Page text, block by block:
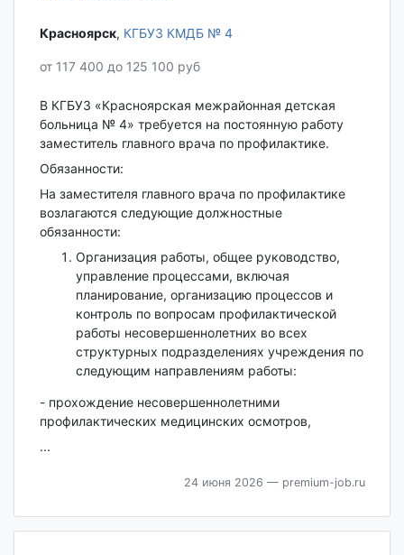
Красноярск‎, КГБУЗ КМДБ № 4
от 117 400 до 125 100 руб
В КГБУЗ «Красноярская межрайонная детская
больница № 4» требуется на постоянную работу
заместитель главного врача по профилактике.
Обязанности:
На заместителя главного врача по профилактике
возлагаются следующие должностные
обязанности:
Организация работы, общее руководство,
управление процессами, включая
планирование, организацию процессов и
контроль по вопросам профилактической
работы несовершеннолетних во всех
структурных подразделениях учреждения по
следующим направлениям работы:
- прохождение несовершеннолетними
профилактических медицинских осмотров,
...
24 июня 2026 — premium-job.ru